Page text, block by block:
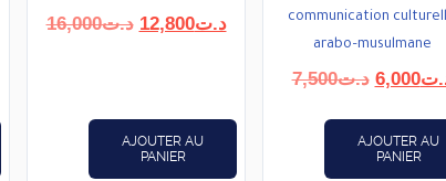
د.ت16,000
Le
د.ت16,000.
د.ت12,800
Le
AJOUTER AU
PANIER
communication
arabo–musulmane
د.ت7,500
Le
initial
était :
6,000
AJOUTER AU
PANIER